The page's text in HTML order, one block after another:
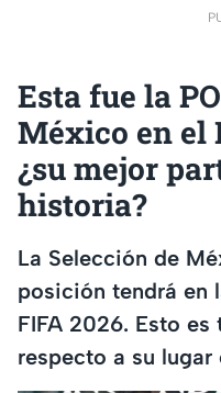
Esta fue la
México en el
¿su mejor
historia?
La Selección de
posición tendrá en
FIFA 2026. Esto
respecto a su lugar